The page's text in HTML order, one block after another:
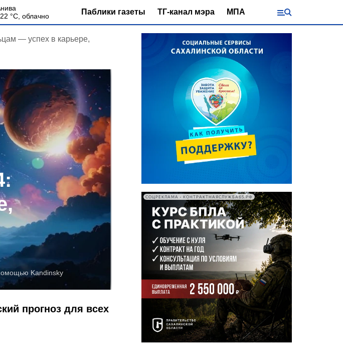
22 °С, облачно Паблики газеты ТГ-канал мэра МПА
— успех в карьере,
Kandinsky
прогноз для всех
СОЦРЕКЛАМА • КОНТРАКТНАЯСЛУЖБА65.РФ